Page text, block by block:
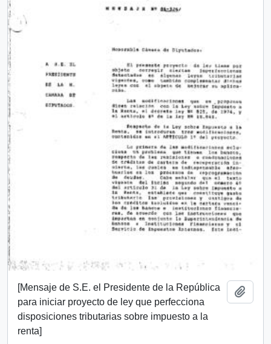
[Mensaje de S.E. el Presidente de la República
para iniciar proyecto de ley que perfecciona
disposiciones tributarias sobre impuesto a la
renta]